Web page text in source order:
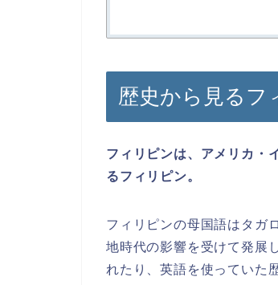
歴史から見るフ
フィリピンは、アメリカ・
るフィリピン。
フィリピンの母国語はタガ
地時代の影響を受けて発展
れたり、英語を使っていた